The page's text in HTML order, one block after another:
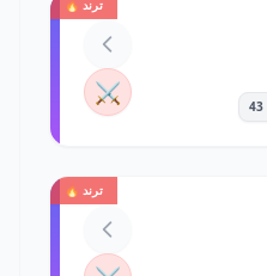
ترند 🔥
⚔️
ترند 🔥